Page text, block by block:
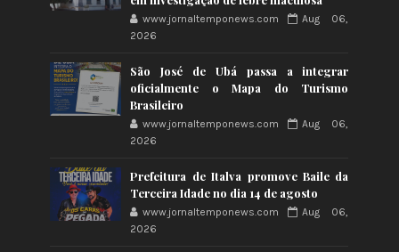
www.jornaltemponews.com
Aug 06,
2026
São José de Ubá passa a integrar
oficialmente o Mapa do Turismo
Brasileiro
www.jornaltemponews.com
Aug 06,
2026
Prefeitura de Italva promove Baile da
Terceira Idade no dia 14 de agosto
www.jornaltemponews.com
Aug 06,
2026